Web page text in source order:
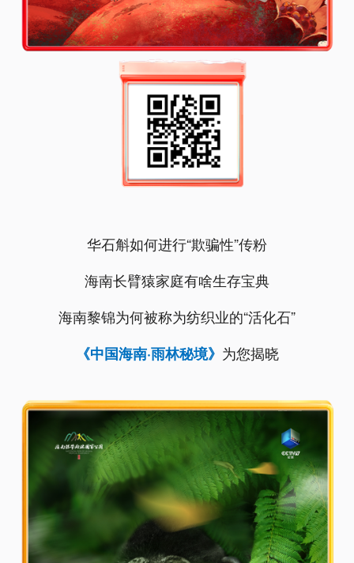
华石斛如何进行“欺骗性”传粉
海南长臂猿家庭有啥生存宝典
海南黎锦为何被称为纺织业的“活化石”
《中国海南·雨林秘境》 为您揭晓